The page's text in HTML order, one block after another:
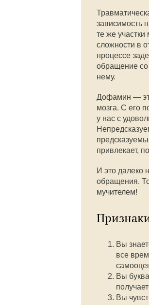
зависимость
те же
сложности в
процессе
обращение со
нему.
Дофамин —
мозга. С его
у нас с
привлекает,
И это далеко
обращения.
мучителем!
Вы
все
Вы
Вы